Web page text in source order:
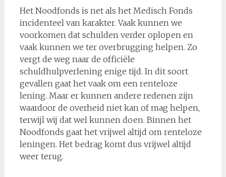
Het Noodfonds is net als het Medisch Fonds
incidenteel van karakter. Vaak kunnen we
voorkomen dat schulden verder oplopen en
vaak kunnen we ter overbrugging helpen. Zo
vergt de weg naar de officiële
schuldhulpverlening enige tijd. In dit soort
gevallen gaat het vaak om een renteloze
lening. Maar er kunnen andere redenen zijn
waardoor de overheid niet kan of mag helpen,
terwijl wij dat wel kunnen doen. Binnen het
Noodfonds gaat het vrijwel altijd om renteloze
leningen. Het bedrag komt dus vrijwel altijd
weer terug.